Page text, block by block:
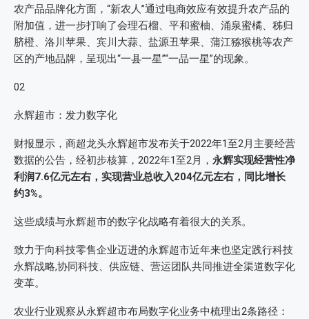
农产品品牌化方面，“新农人”通过电商效应有效提升农产品的
附加值，进一步打响了会理石榴、平和蜜柚、涌泉蜜橘、秭归
脐橙、洛川苹果、宾川大蒜、盐源丑苹果、蒲江猕猴桃等农产
区的产地品牌，呈现出“一县一星”“一品一星”的现象。
02
永辉超市：发力数字化
财报显示，商超龙头永辉超市发布关于2022年1至2月主要经营
数据的公告，经初步核算，2022年1至2月， 永辉实现经营性净
利润7.6亿元左右，实现营业总收入204亿元左右，同比增长
约3%。
这些成绩与永辉超市的数字化战略有着很大的关系。
致力于向科技零售企业迈进的永辉超市近年来也坚定践行科技
永辉战略,协同科技、供应链、营运团队共同推进全渠道数字化
变革。
农业行业观察从永辉超市布局数字化业务中梳理出2条路径：